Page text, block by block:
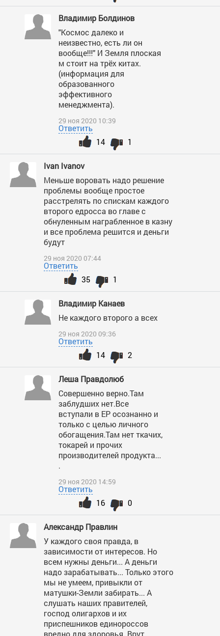
Владимир Болдинов
"Космос далеко и
неизвестно, есть ли он
вообще!!!" И Земля плоская
м стоит на трёх китах.
(информация для
образованного
эффективного
менеджмента).
29 ноя 2020 10:39
Ответить
1
14
Ivan Ivanov
Меньше воровать надо решение
проблемы вообще простое
расстрелять по спискам каждого
второго едросса во главе с
обнуленным награбленное в казну
и все проблема решится и деньги
будут
29 ноя 2020 07:44
Ответить
1
35
Владимир Канаев
Не каждого второго а всех
29 ноя 2020 09:36
Ответить
2
14
Леша Правдолюб
Совершенно верно.Там
заблудших нет.Все
вступали в ЕР осознанно и
только с целью личного
обогащения.Там нет ткачих,
токарей и прочих
производителей продукта...
.
29 ноя 2020 14:59
Ответить
0
16
Александр Правлин
У каждого своя правда, в
зависимости от интересов. Но
всем нужны деньги... А деньги
надо зарабатывать... Только этого
мы не умеем, привыкли от
матушки-Земли забирать... А
слушать наших правителей,
господ олигархов и их
приспешников единороссов
вредно для здоровья. Врут